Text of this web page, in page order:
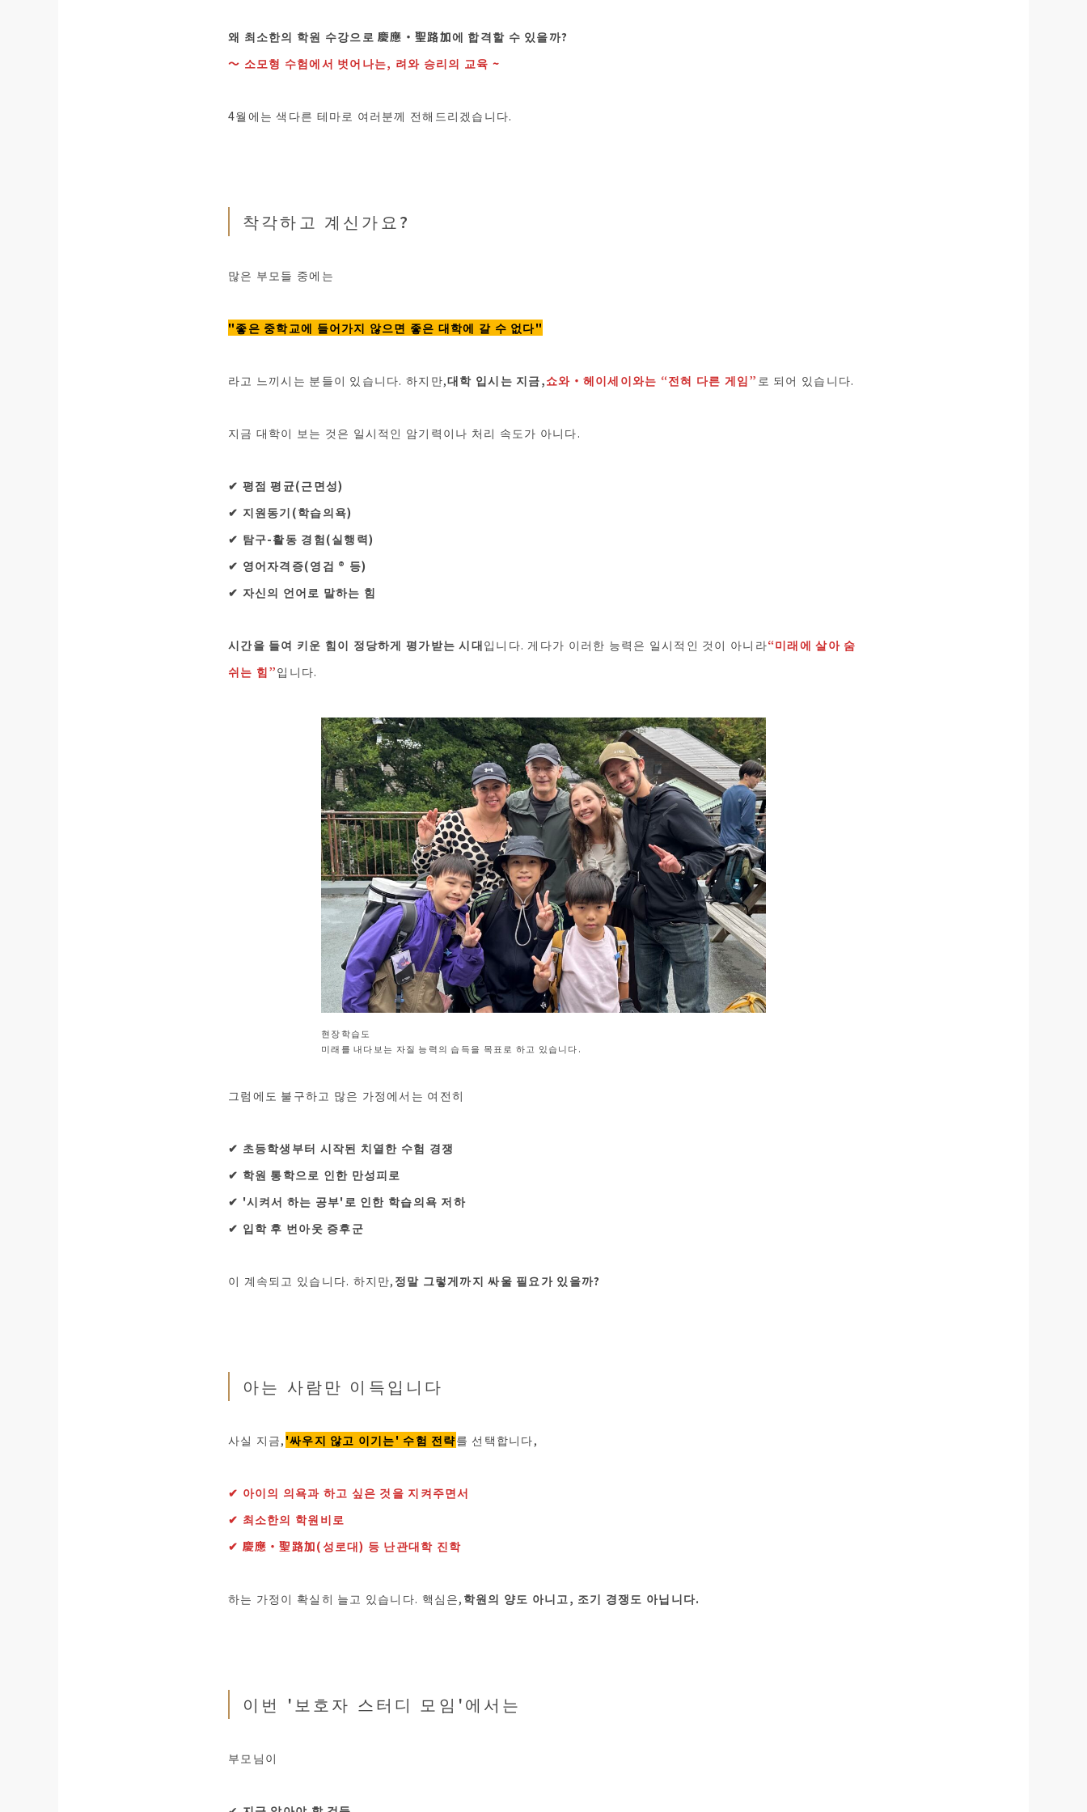
왜 최소한의 학원 수강으로 慶應・聖路加에 합격할 수 있을까?
〜 소모형 수험에서 벗어나는, 려와 승리의 교육 ~
4월에는 색다른 테마로 여러분께 전해드리겠습니다.
착각하고 계신가요?
많은 부모들 중에는
"좋은 중학교에 들어가지 않으면 좋은 대학에 갈 수 없다"
라고 느끼시는 분들이 있습니다. 하지만,대학 입시는 지금,쇼와・헤이세이와는 “전혀 다른 게임” 로 되어 있습니다.
지금 대학이 보는 것은 일시적인 암기력이나 처리 속도가 아니다.
✔︎ 평점 평균(근면성)
✔︎ 지원동기(학습의욕)
✔︎ 탐구-활동 경험(실행력)
✔︎ 영어자격증(영검 ®︎ 등)
✔︎ 자신의 언어로 말하는 힘
시간을 들여 키운 힘이 정당하게 평가받는 시대입니다. 게다가 이러한 능력은 일시적인 것이 아니라“미래에 살아 숨
쉬는 힘”입니다.
현장학습도
미래를 내다보는 자질 능력의 습득을 목표로 하고 있습니다.
그럼에도 불구하고 많은 가정에서는 여전히
✔︎ 초등학생부터 시작된 치열한 수험 경쟁
✔︎ 학원 통학으로 인한 만성피로
✔︎ '시켜서 하는 공부'로 인한 학습의욕 저하
✔︎ 입학 후 번아웃 증후군
이 계속되고 있습니다. 하지만, 정말 그렇게까지 싸울 필요가 있을까?
아는 사람만 이득입니다
사실 지금, '싸우지 않고 이기는' 수험 전략를 선택합니다,
✔︎ 아이의 의욕과 하고 싶은 것을 지켜주면서
✔︎ 최소한의 학원비로
✔︎ 慶應・聖路加(성로대) 등 난관대학 진학
하는 가정이 확실히 늘고 있습니다. 핵심은, 학원의 양도 아니고, 조기 경쟁도 아닙니다.
이번 '보호자 스터디 모임'에서는
부모님이